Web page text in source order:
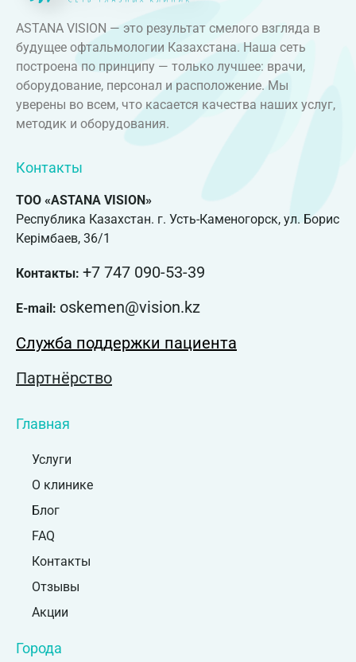
ASTANA VISION — это результат смелого взгляда в
будущее офтальмологии Казахстана. Наша сеть
построена по принципу — только лучшее: врачи,
оборудование, персонал и расположение. Мы
уверены во всем, что касается качества наших услуг,
методик и оборудования.
Контакты
ТОО «ASTANA VISION»
Республика Казахстан. г. Усть-Каменогорск, ул. Борис
Керімбаев, 36/1
Контакты: +7 747 090-53-39
E-mail: oskemen@vision.kz
Служба поддержки пациента
Партнёрство
Главная
Услуги
О клинике
Блог
FAQ
Контакты
Отзывы
Акции
Города